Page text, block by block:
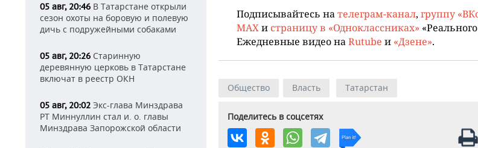
05 авг, 20:46 В Татарстане открыли
сезон охоты на боровую и полевую
дичь с подружейными собаками
05 авг, 20:26 Старинную
деревянную церковь в Татарстане
включат в реестр ОКН
05 авг, 20:02 Экс-глава Минздрава
РТ Миннуллин стал и. о. главы
Минздрава Запорожской области
Подписывайтесь на телеграм-канал, группу
MAX и страницу в «Одноклассниках»
Ежедневные видео на Rutube и «Дзене».
Общество Власть Татарстан
Поделитесь в соцсетях